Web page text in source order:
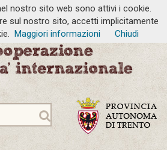
nostro sito web sono attivi i cookie.
sul nostro sito, accetti implicitamente
Maggiori informazioni Chiudi